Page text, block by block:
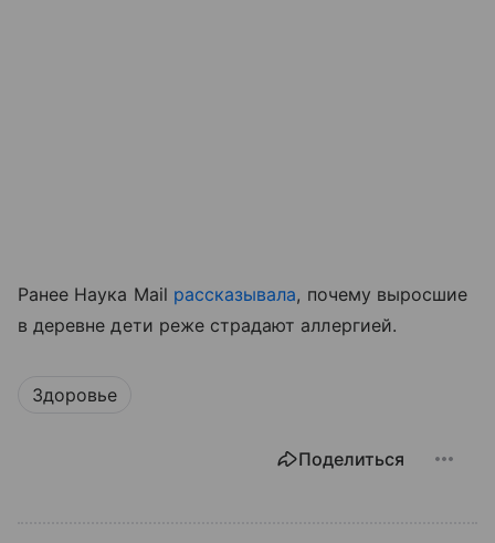
Ранее Наука Mail рассказывала, почему выросшие
в деревне дети реже страдают аллергией.
Здоровье
Поделиться